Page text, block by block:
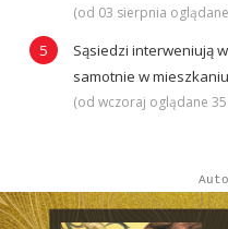
(od 03 sierpnia
Sąsiedzi interweniują
samotnie w mieszkaniu
(od wczoraj oglądane